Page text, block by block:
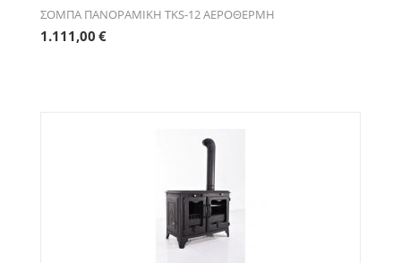
ΣΟΜΠΑ ΠΑΝΟΡΑΜΙΚΗ ΤKS-12 ΑΕΡΟΘΕΡΜΗ
1.111,00 €